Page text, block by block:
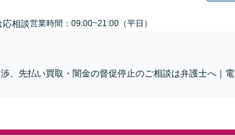
応相談営業時間：09:00~21:00（平日）
、先払い買取・闇金の督促停止のご相談は弁護士へ｜電